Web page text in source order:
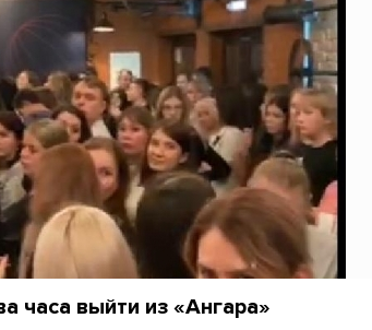
часа выйти из «Ангара»